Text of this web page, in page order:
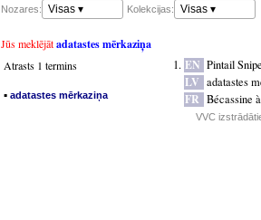
Nozares:
Visas ▾ Kolekcijas: Visas ▾
Jūs meklējātadatastes mērkaziņa
Atrasts 1 termins
▪ adatastes mērkaziņa
EN Pintail
LV adatastes
FR Bécassine
VVC